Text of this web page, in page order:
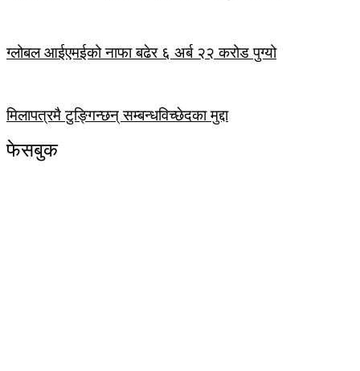
ग्लोबल आईएमईको नाफा बढेर ६ अर्ब २२ करोड पुग्यो
मिलापत्रमै टुङ्गिन्छन् सम्बन्धविच्छेदका मुद्दा
फेसबुक